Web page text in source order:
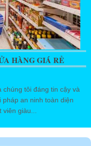
HÀNG GIÁ RẺ
chúng tôi đáng tin cậy và
an ninh toàn diện
giàu...